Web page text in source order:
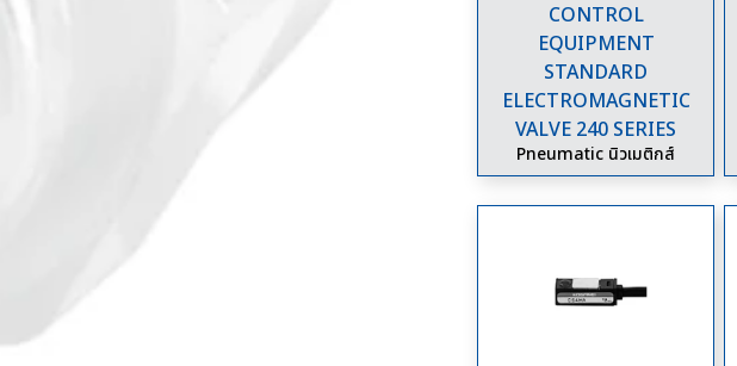
CONTROL
EQUIPMENT
STANDARD
ELECTROMAGNETIC
VALVE 240 SERIES
Pneumatic นิวเมติกส์